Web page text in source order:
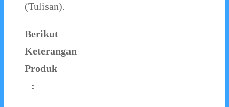
(Tulisan).
Berikut
Keterangan
Produk
: